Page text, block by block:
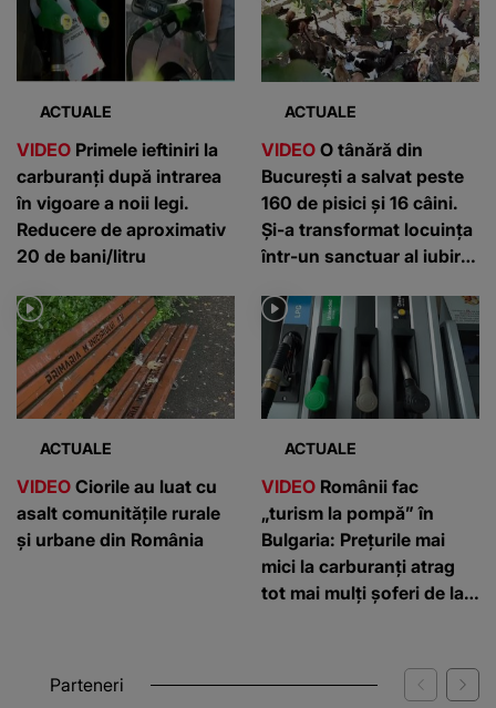
ACTUALE
VIDEO Primele ieftiniri la
carburanți după intrarea
în vigoare a noii legi.
Reducere de aproximativ
20 de bani/litru
ACTUALE
VIDEO O tânără din
București a salvat peste
160 de pisici și 16 câini.
Și-a transformat locuința
într-un sanctuar al iubirii
ACTUALE
VIDEO Ciorile au luat cu
asalt comunitățile rurale
și urbane din România
ACTUALE
VIDEO Românii fac
„turism la pompă” în
Bulgaria: Prețurile mai
mici la carburanți atrag
tot mai mulți șoferi de la
Parteneri